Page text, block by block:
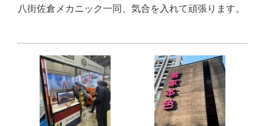
八街佐倉メカニック一同、気合を入れて頑張ります。